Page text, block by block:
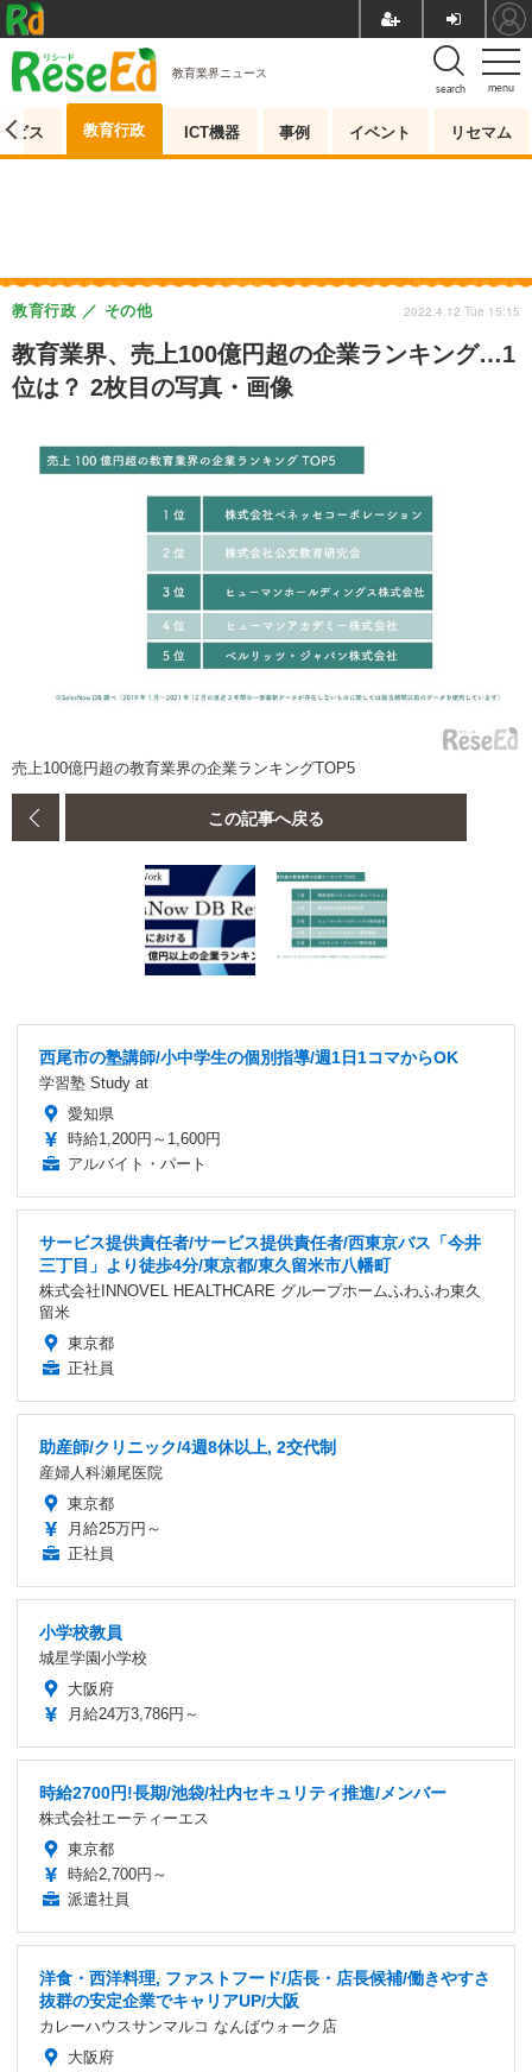
menu
search
教育業界ニュース
ビス 教育行政 ICT機器 事例 イベント リセマム
教育業界、売上100億円超の企業ランキング…1
位は？ 2枚目の写真・画像
教育行政 その他 2022.4.12 Tue 15:15
売上100億円超の教育業界の企業ランキングTOP5
この記事へ戻る
西尾市の塾講師/小中学生の個別指導/週1日1コマからOK
学習塾 Study at
愛知県
時給1,200円～1,600円
アルバイト・パート
サービス提供責任者/サービス提供責任者/西東京バス「今井
三丁目」より徒歩4分/東京都/東久留米市八幡町
株式会社INNOVEL HEALTHCARE グループホームふわふわ東久
留米
東京都
正社員
助産師/クリニック/4週8休以上, 2交代制
産婦人科瀬尾医院
東京都
月給25万円～
正社員
小学校教員
城星学園小学校
大阪府
月給24万3,786円～
時給2700円!長期/池袋/社内セキュリティ推進/メンバー
株式会社エーティーエス
東京都
時給2,700円～
派遣社員
洋食・西洋料理, ファストフード/店長・店長候補/働きやすさ
抜群の安定企業でキャリアUP/大阪
カレーハウスサンマルコ なんばウォーク店
大阪府